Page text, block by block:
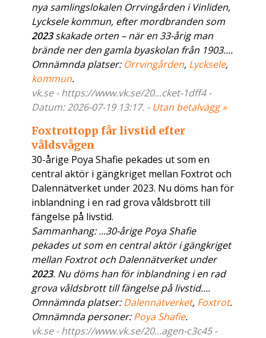
nya samlingslokalen Orrvingården i Vinliden,
Lycksele kommun, efter mordbranden som
2023skakade orten – när en 33-årig man
brände ner den gamla byaskolan från 1903....
Omnämnda platser: Orrvingården, Lycksele,
kommun.
vk.se - https://www.vk.se/20...cket-1dff4 -
Datum: 2026-07-19 13:17. - Utan betalvägg »
Foxtrottopp får livstid efter
våldsvågen
30-årige Poya Shafie pekades ut som en
central aktör i gängkriget mellan Foxtrot och
Dalennätverket under 2023. Nu döms han för
inblandning i en rad grova våldsbrott till
fängelse på livstid.
Sammanhang: ...30-årige Poya Shafie
pekades ut som en central aktör i gängkriget
mellan Foxtrot och Dalennätverket under
2023. Nu döms han för inblandning i en rad
grova våldsbrott till fängelse på livstid....
Omnämnda platser:Dalennätverket, Foxtrot.
Omnämnda personer:Poya Shafie.
vk.se - https://www.vk.se/20...agen-c3c45 -